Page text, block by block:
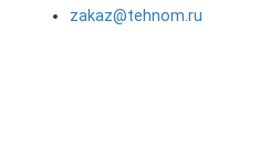
zakaz@tehnom.ru